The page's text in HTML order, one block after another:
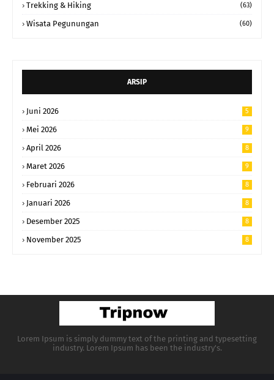
Trekking & Hiking (63)
Wisata Pegunungan (60)
ARSIP
Juni 2026 5
Mei 2026 9
April 2026 8
Maret 2026 9
Februari 2026 8
Januari 2026 8
Desember 2025 8
November 2025 8
Lorem Ipsum is simply dummy text of the printing and typesetting
industry. Lorem Ipsum has been the industry's.